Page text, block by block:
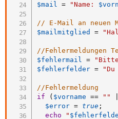
$mail
= "Name:
// E-Mail an neuen
$mailmitglied
=
//Fehlermeldungen
$fehlermail
=
$fehlerfelder =
//Fehlermeldung
if
( $vorname == ""
$error = true ;
echo
"